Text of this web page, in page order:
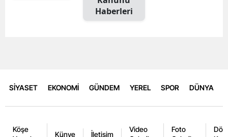
Haberleri
SİYASET EKONOMİ GÜNDEM YEREL SPOR DÜNYA
Köşe
Künye İletişim
Video
Foto